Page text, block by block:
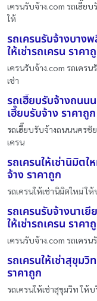
เครนรับจ้าง.com รถเฮี๊ย
ให้
รถเครนรับจ้างบางพ
ให้เช่ารถเครน ราคา
เครนรับจ้าง.com รถเคร
เช่า
รถเฮี๊ยบรับจ้างถนน
เฮี๊ยบรับจ้าง ราคาถูก
รถเฮี๊ยบรับจ้างถนนนครชั
เครน
รถเครนให้เช่านิมิตใ
จ้าง ราคาถูก
รถเครนให้เช่านิมิตใหม่ ใ
รถเครนรับจ้างนาเยี
ให้เช่ารถเครน ราคา
เครนรับจ้าง.com รถเครน
รถเครนให้เช่าสุขุมวิ
ราคาถูก
รถเครนให้เช่าสุขุมวิท ให้